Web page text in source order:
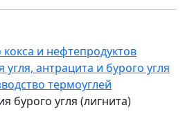
и нефтепродуктов
угля, антрацита и бурого угля
термоуглей
бурого угля (лигнита)